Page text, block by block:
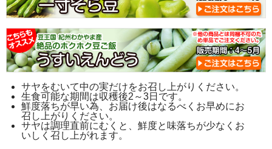
サヤをむいて中の実だけをお召し上がりください。
生食可能な期間は収穫後2～3日です。
鮮度落ちが早い為、お届け後はなるべくお早めにお
召し上がりください。
サヤは調理直前にむくと、鮮度と味落ちが少なくお
いしく召し上がれます。